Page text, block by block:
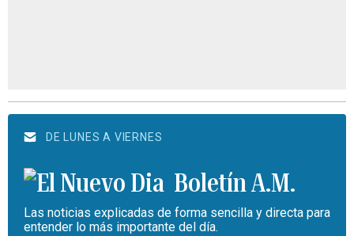
DE LUNES A VIERNES
Boletín A.M.
Las noticias explicadas de forma sencilla y directa para
entender lo más importante del día.